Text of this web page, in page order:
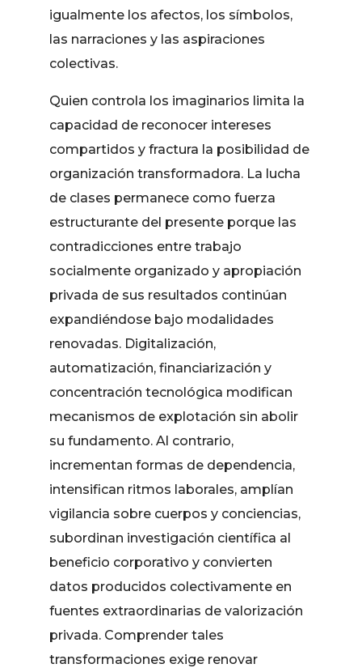
igualmente los afectos, los símbolos,
las narraciones y las aspiraciones
colectivas.
Quien controla los imaginarios limita la
capacidad de reconocer intereses
compartidos y fractura la posibilidad de
organización transformadora. La lucha
de clases permanece como fuerza
estructurante del presente porque las
contradicciones entre trabajo
socialmente organizado y apropiación
privada de sus resultados continúan
expandiéndose bajo modalidades
renovadas. Digitalización,
automatización, financiarización y
concentración tecnológica modifican
mecanismos de explotación sin abolir
su fundamento. Al contrario,
incrementan formas de dependencia,
intensifican ritmos laborales, amplían
vigilancia sobre cuerpos y conciencias,
subordinan investigación científica al
beneficio corporativo y convierten
datos producidos colectivamente en
fuentes extraordinarias de valorización
privada. Comprender tales
transformaciones exige renovar